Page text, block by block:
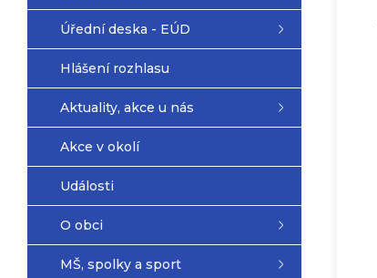
Úřední deska - EÚD
Hlášení rozhlasu
Aktuality, akce u nás
Akce v okolí
Události
O obci
MŠ, spolky a sport